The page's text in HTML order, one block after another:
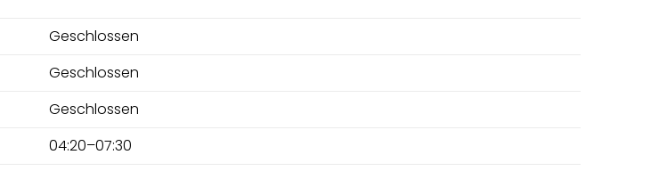
Geschlossen
Geschlossen
Geschlossen
04:20–07:30